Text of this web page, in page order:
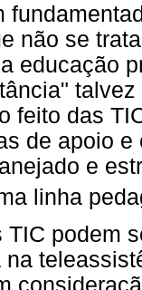
não se
educação
feito das
de apoio
e
linha
TIC podem